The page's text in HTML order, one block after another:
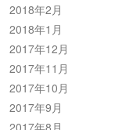
2018年2月
2018年1月
2017年12月
2017年11月
2017年10月
2017年9月
2017年8月